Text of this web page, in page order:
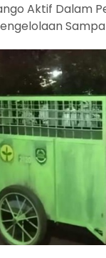
Aktif Dalam